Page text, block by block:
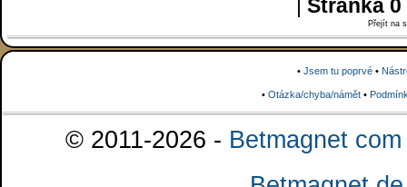
| Stránka 0
Přejít na
• Jsem tu poprvé •
• Otázka/chyba/námět•
© 2011-2026 - Betmagnet